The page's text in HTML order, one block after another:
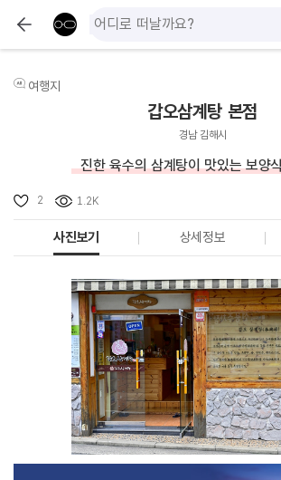
여행지
갑오삼계탕 본점
경남 김해시
진한 육수의 삼계탕이 맛있는 보양
2 1.2K
사진보기 상세정보